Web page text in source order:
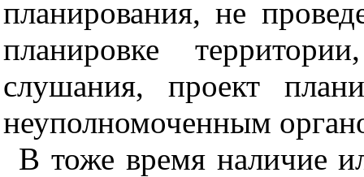
планирования, не
планировке
слушания, проект
неуполномоченным
В тоже время наличие